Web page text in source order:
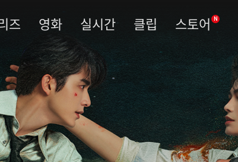
즈 영화 실시간 클립 스토어 N